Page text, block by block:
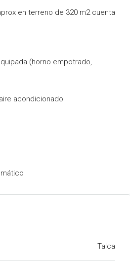
en terreno de 320 m2 cuenta
(horno empotrado,
acondicionado
Talca